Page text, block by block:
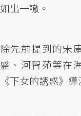
如出一轍。
除先前提到的宋
盛、河智苑等在
《下女的誘惑》